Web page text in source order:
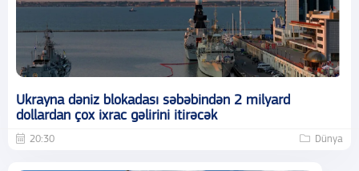
Ukrayna dəniz blokadası səbəbindən 2 milyard
dollardan çox ixrac gəlirini itirəcək
20:30 Dünya